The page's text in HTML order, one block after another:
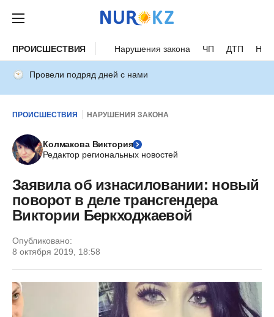
ПРОИСШЕСТВИЯ Нарушения закона ЧП ДТП
Провели подряд дней с нами
ПРОИСШЕСТВИЯ НАРУШЕНИЯ ЗАКОНА
Колмакова Виктория
Редактор региональных новостей
Заявила об изнасиловании: новый
поворот в деле трансгендера
Виктории Беркходжаевой
Опубликовано:
8 октября 2019, 18:58